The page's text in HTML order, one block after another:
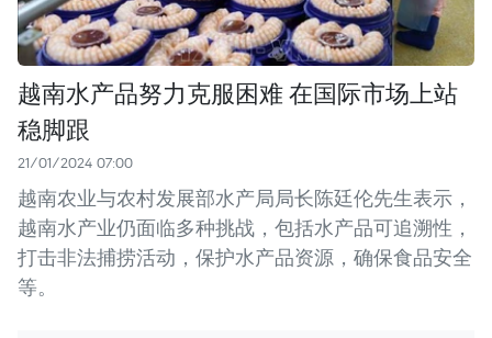
越南水产品努力克服困难 在国际市场上站
稳脚跟
21/01/2024 07:00
越南农业与农村发展部水产局局长陈廷伦先生表示，
越南水产业仍面临多种挑战，包括水产品可追溯性，
打击非法捕捞活动，保护水产品资源，确保食品安全
等。